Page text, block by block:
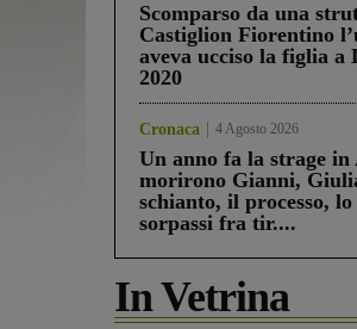
Scomparso da una
Castiglion Fiorentino
aveva ucciso la figlia a
2020
Cronaca 4 Agosto 2026
Un anno fa la strage in
morirono Gianni,
schianto, il processo,
sorpassi fra tir....
In Vetrina